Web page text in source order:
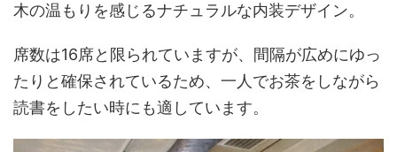
木の温もりを感じるナチュラルな内装デザイン。
席数は16席と限られていますが、間隔が広めにゆっ
たりと確保されているため、一人でお茶をしながら
読書をしたい時にも適しています。